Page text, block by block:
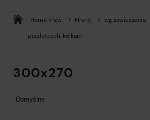
Home View Firany wg zawieszenia
przelotkach, kółkach
300x270